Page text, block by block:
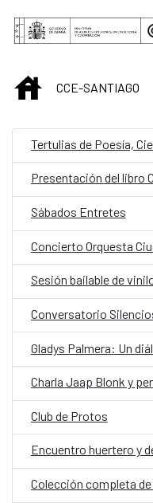
Saltar al contenido
INICIOCCE-SANTIAGO
Tertulias de Poesía,
Sábados Entretes
Concierto Orquesta
Sesión bailable de
Conversatorio
Gladys Palmera: Un
Club de Protos
Colección completa